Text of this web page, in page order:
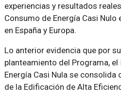
experiencias y resultados
Consumo de Energía Casi
en España y Europa.
Lo anterior evidencia que por
planteamiento del Programa,
Energía Casi Nula se
de la Edificación de Alta